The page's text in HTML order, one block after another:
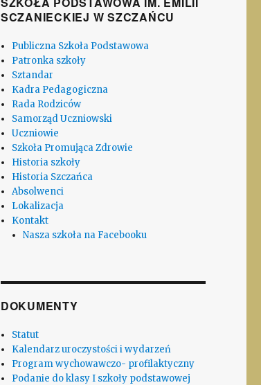
SCZANIECKIEJ W SZCZAŃCU
Publiczna Szkoła Podstawowa
Patronka szkoły
Sztandar
Kadra Pedagogiczna
Rada Rodziców
Samorząd Uczniowski
Uczniowie
Szkoła Promująca Zdrowie
Historia szkoły
Historia Szczańca
Absolwenci
Lokalizacja
Kontakt
Nasza szkoła na Facebooku
DOKUMENTY
Statut
Kalendarz uroczystości i wydarzeń
Program wychowawczo- profilaktyczny
Podanie do klasy I szkoły podstawowej